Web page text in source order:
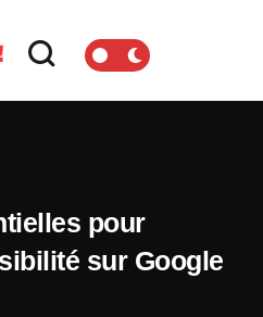
pour
sur Google